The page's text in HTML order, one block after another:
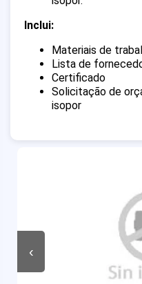
‹
Inclui:
Materiais de
Lista de
Certificado
Solicitação de
isopor